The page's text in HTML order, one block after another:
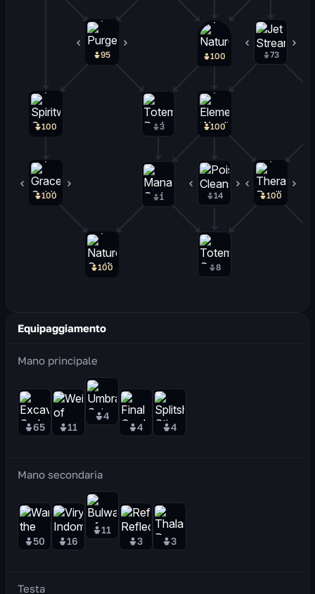
100
100
100
100
100
100
95 73
14
8
3
1
Equipaggiamento
Mano principale
65 11
4
4
4
Mano secondaria
50 16
11
3
3
Testa